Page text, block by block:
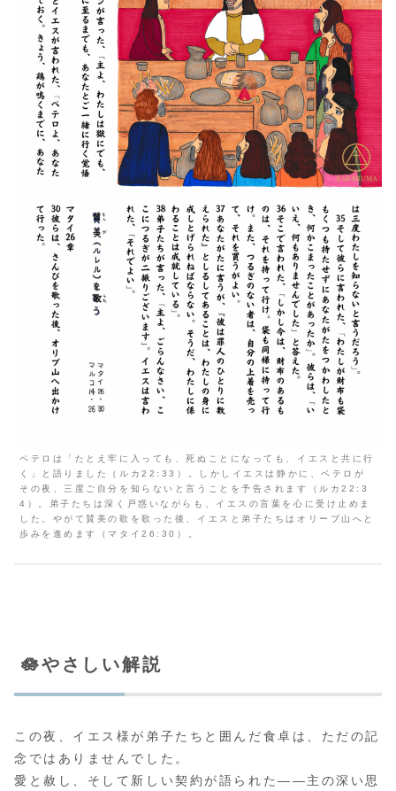
ペテロは「たとえ牢に入っても、死ぬことになっても、イエスと共に行
く」と語りました（ルカ22:33）。しかしイエスは静かに、ペテロが
その夜、三度ご自分を知らないと言うことを予告されます（ルカ22:3
4）。弟子たちは深く戸惑いながらも、イエスの言葉を心に受け止めま
した。やがて賛美の歌を歌った後、イエスと弟子たちはオリーブ山へと
歩みを進めます（マタイ26:30）。
🪷やさしい解説
この夜、イエス様が弟子たちと囲んだ食卓は、ただの記
念ではありませんでした。
愛と赦し、そして新しい契約が語られた――主の深い思